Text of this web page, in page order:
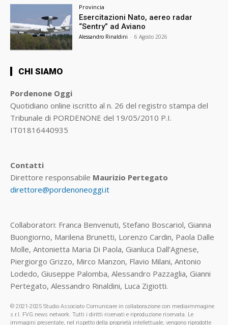
Provincia
Esercitazioni Nato, aereo radar
“Sentry” ad Aviano
Alessandro Rinaldini - 6 Agosto 2026
CHI SIAMO
Pordenone Oggi
Quotidiano online iscritto al n. 26 del registro stampa del
Tribunale di PORDENONE del 19/05/2010 P.I.
IT01816440935
Contatti
Direttore responsabile Maurizio Pertegato
direttore@pordenoneoggi.it
Collaboratori: Franca Benvenuti, Stefano Boscariol, Gianna
Buongiorno, Marilena Brunetti, Lorenzo Cardin, Paola Dalle
Molle, Antonietta Maria Di Paola, Gianluca Dall’Agnese,
Piergiorgo Grizzo, Mirco Manzon, Flavio Milani, Antonio
Lodedo, Giuseppe Palomba, Alessandro Pazzaglia, Gianni
Pertegato, Alessandro Rinaldini, Luca Zigiotti.
© 2021-2025 Studio Associato Comunicare in collaborazione con mediaimmagine
s.r.l. FVG.news network. Tutti i diritti riservati e riproduzione riservata. Le
immagini presentate, nel rispetto della proprietà intellettuale, vengono riprodotte